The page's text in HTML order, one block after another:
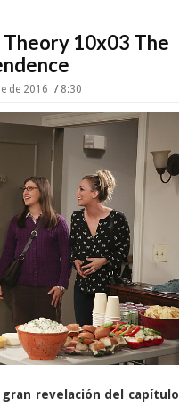
10x03 The
de 2016 8:30
gran revelación del capítulo